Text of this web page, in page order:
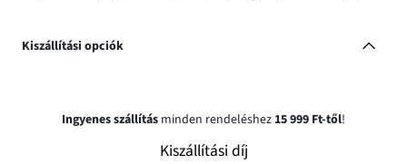
Kiszállítási opciók
Ingyenes szállítás minden rendeléshez 15 999 Ft-től!
Kiszállítási díj